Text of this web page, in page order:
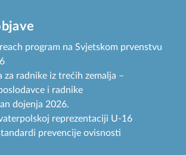
program na Svjetskom prvenstvu
za radnike iz trećih zemalja –
i radnike
dojenja 2026.
reprezentaciji U-16
prevencije ovisnosti